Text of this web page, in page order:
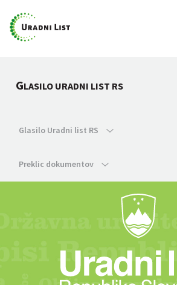
GLASILO URADNI LIST RS
Glasilo Uradni list RS
Preklic dokumentov